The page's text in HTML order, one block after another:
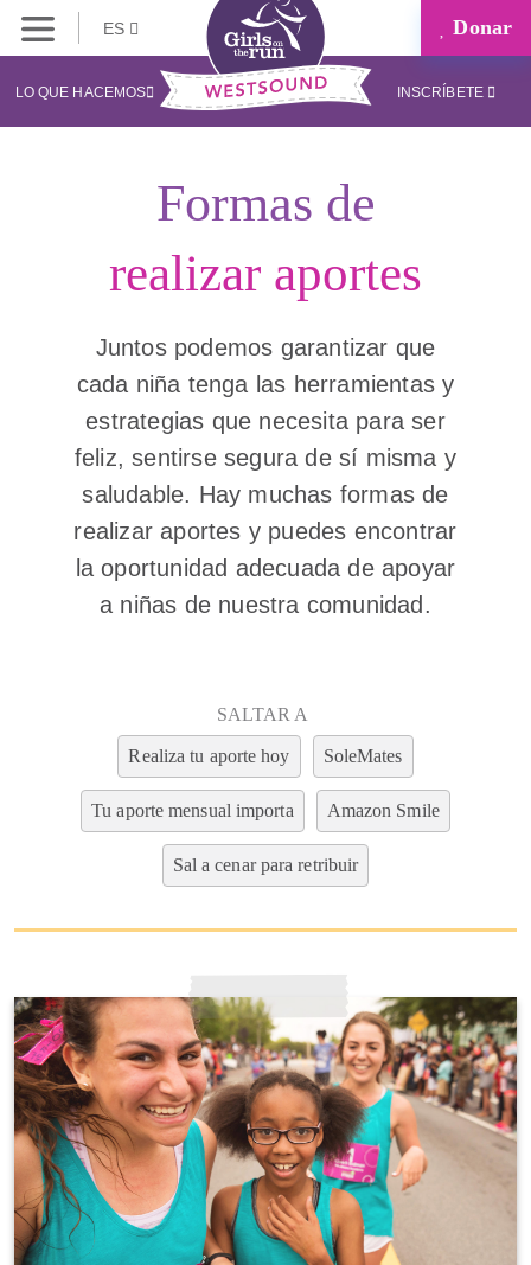
ES Donar
LO QUE HACEMOS INSCRÍBETE
Formas de
realizar aportes
Juntos podemos garantizar que
cada niña tenga las herramientas y
estrategias que necesita para ser
feliz, sentirse segura de sí misma y
saludable. Hay muchas formas de
realizar aportes y puedes encontrar
la oportunidad adecuada de apoyar
a niñas de nuestra comunidad.
SALTAR A
Realiza tu aporte hoy SoleMates
Tu aporte mensual importa Amazon Smile
Sal a cenar para retribuir